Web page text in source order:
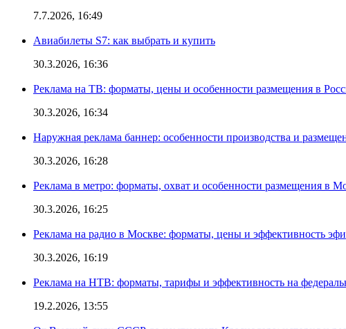
7.7.2026, 16:49
Авиабилеты S7: как выбрать и купить
30.3.2026, 16:36
Реклама на ТВ: форматы, цены и особенности размещения в
30.3.2026, 16:34
Наружная реклама баннер: особенности производства и
30.3.2026, 16:28
Реклама в метро: форматы, охват и особенности размещения в
30.3.2026, 16:25
Реклама на радио в Москве: форматы, цены и эффективность
30.3.2026, 16:19
Реклама на НТВ: форматы, тарифы и эффективность на
19.2.2026, 13:55